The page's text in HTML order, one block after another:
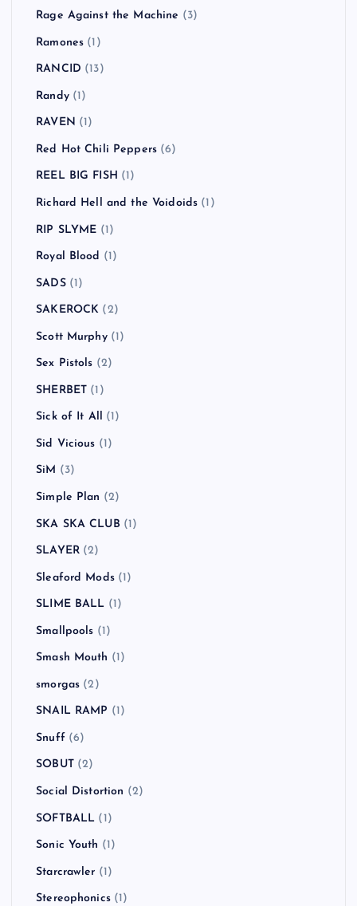
Rage Against the Machine (3)
Ramones (1)
RANCID (13)
Randy(1)
RAVEN (1)
Red Hot Chili Peppers (6)
REEL BIG FISH (1)
Richard Hell and the Voidoids (1)
RIP SLYME (1)
Royal Blood (1)
SADS(1)
SAKEROCK (2)
Scott Murphy(1)
Sex Pistols (2)
SHERBET (1)
Sick of It All (1)
Sid Vicious (1)
SiM (3)
Simple Plan (2)
SKA SKA CLUB (1)
SLAYER(2)
Sleaford Mods(1)
SLIME BALL (1)
Smallpools (1)
Smash Mouth (1)
smorgas (2)
SNAIL RAMP (1)
Snuff (6)
SOBUT(2)
Social Distortion (2)
SOFTBALL (1)
Sonic Youth (1)
Starcrawler (1)
Stereophonics(1)